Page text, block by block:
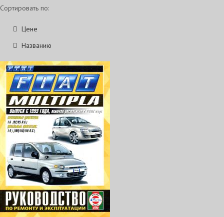
Сортировать по:
Цене
Названию